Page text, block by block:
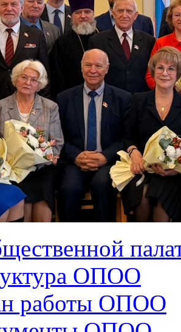
ОПОО
работы ОПОО